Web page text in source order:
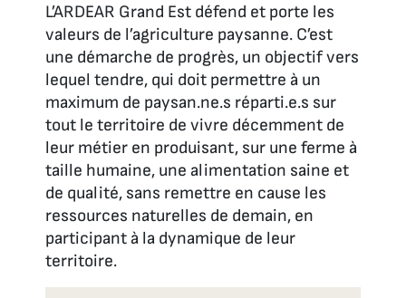
L’ARDEAR Grand Est défend et porte les
valeurs de l’agriculture paysanne. C’est
une démarche de progrès, un objectif vers
lequel tendre, qui doit permettre à un
maximum de paysan.ne.s réparti.e.s sur
tout le territoire de vivre décemment de
leur métier en produisant, sur une ferme à
taille humaine, une alimentation saine et
de qualité, sans remettre en cause les
ressources naturelles de demain, en
participant à la dynamique de leur
territoire.